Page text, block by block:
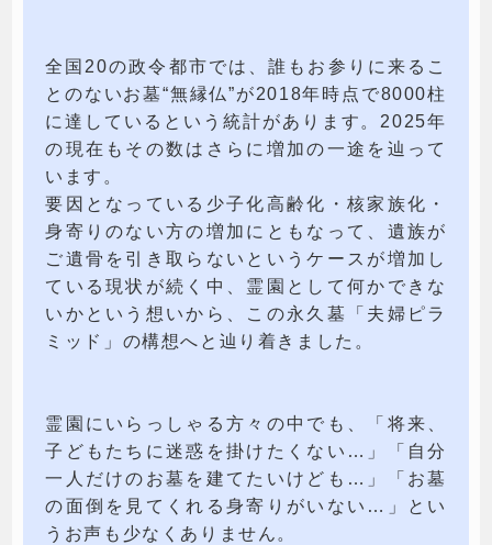
全国20の政令都市では、誰もお参りに来るこ
とのないお墓“無縁仏”が2018年時点で8000柱
に達しているという統計があります。2025年
の現在もその数はさらに増加の一途を辿って
います。
要因となっている少子化高齢化・核家族化・
身寄りのない方の増加にともなって、遺族が
ご遺骨を引き取らないというケースが増加し
ている現状が続く中、霊園として何かできな
いかという想いから、この永久墓「夫婦ピラ
ミッド」の構想へと辿り着きました。
霊園にいらっしゃる方々の中でも、「将来、
子どもたちに迷惑を掛けたくない…」「自分
一人だけのお墓を建てたいけども…」「お墓
の面倒を見てくれる身寄りがいない…」とい
うお声も少なくありません。